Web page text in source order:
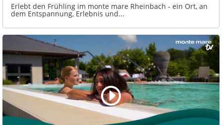
Erlebt den Frühling im monte mare Rheinbach - ein Ort, an
dem Entspannung, Erlebnis und...